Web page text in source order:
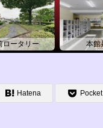
Hatena Pocket